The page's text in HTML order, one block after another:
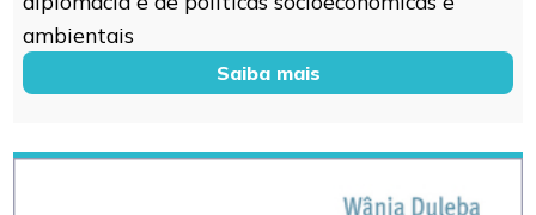
ambientais
Saiba mais